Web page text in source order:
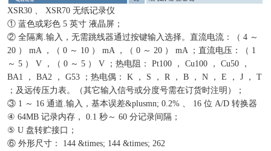
XSR30 、 XSR70 无纸记录仪
① 蓝色或彩色 5 英寸 液晶屏；
② 全隔离.输入，无需跳线器通过按键输入选择。直流电流：（ 4 ～
20 ） mA ，（ 0 ～ 10 ） mA ，（ 0 ～ 20 ） mA ；直流电压：（ 1
～ 5 ） V ，（ 0 ～ 5 ） V ；热电阻： Pt100 ， Cu100 ， Cu50 ，
BA1 ， BA2 ， G53 ；热电偶： K ， S ， R ， B ， N ， E ， J ， T
；及远传压力表。（其它输入信号或分度号需在订货时注明）；
③ 1 ～ 16 通道.输入，基本误差&plusmn; 0.2% 、 16 位 A/D 转换器
④ 64MB 记录内存， 0.1 秒～ 60 分记录间隔；
⑤ U 盘转贮接口；
⑥ 外形尺寸： 144 &times; 144 &times; 262